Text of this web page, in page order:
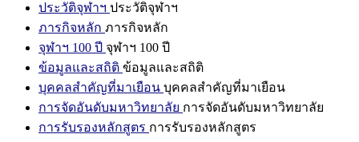
ประวัติจุฬาฯ ประวัติจุฬาฯ
ภารกิจหลัก ภารกิจหลัก
จุฬาฯ 100 ปี จุฬาฯ 100 ปี
ข้อมูลและสถิติ ข้อมูลและสถิติ
บุคคลสำคัญที่มาเยือน บุคคลสำคัญที่มาเยือน
การจัดอันดับมหาวิทยาลัย การจัดอันดับมหาวิทยาลัย
การรับรองหลักสูตร การรับรองหลักสูตร